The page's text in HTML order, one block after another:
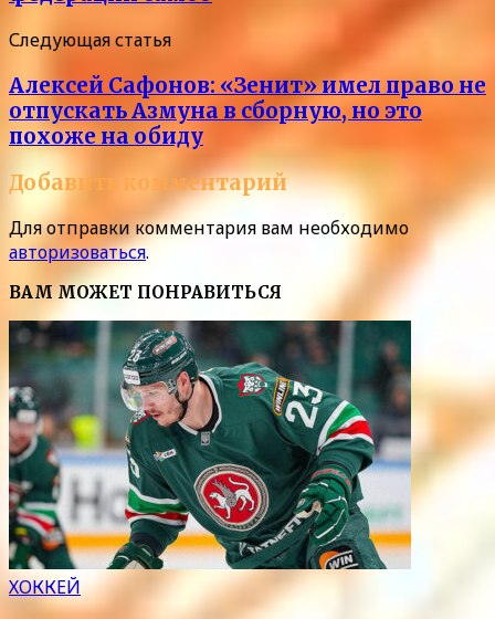
Следующая статья
Алексей Сафонов: «Зенит» имел право не
отпускать Азмуна в сборную, но это
похоже на обиду
Добавить комментарий
Для отправки комментария вам необходимо
авторизоваться.
ВАМ МОЖЕТ ПОНРАВИТЬСЯ
ХОККЕЙ